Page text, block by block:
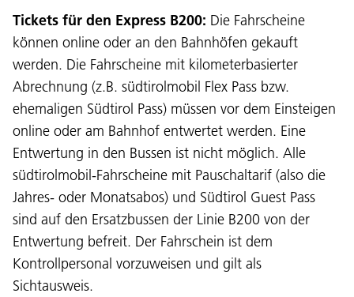
Tickets für den Express B200: Die Fahrscheine
können online oder an den Bahnhöfen gekauft
werden. Die Fahrscheine mit kilometerbasierter
Abrechnung (z.B. südtirolmobil Flex Pass bzw.
ehemaligen Südtirol Pass) müssen vor dem Einsteigen
online oder am Bahnhof entwertet werden. Eine
Entwertung in den Bussen ist nicht möglich. Alle
südtirolmobil-Fahrscheine mit Pauschaltarif (also die
Jahres- oder Monatsabos) und Südtirol Guest Pass
sind auf den Ersatzbussen der Linie B200 von der
Entwertung befreit. Der Fahrschein ist dem
Kontrollpersonal vorzuweisen und gilt als
Sichtausweis.